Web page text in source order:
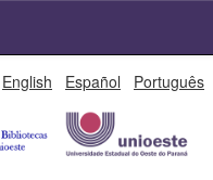
English Español Português